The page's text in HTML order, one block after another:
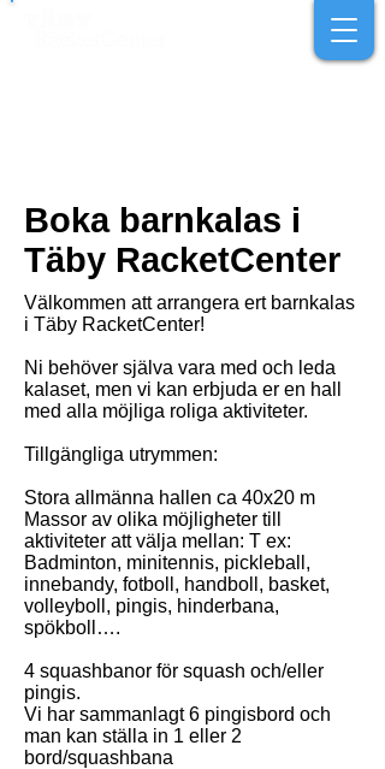
Boka barnkalas i
Täby RacketCenter
Välkommen att arrangera ert barnkalas
i Täby RacketCenter!
Ni behöver själva vara med och leda
kalaset, men vi kan erbjuda er en hall
med alla möjliga roliga aktiviteter.
Tillgängliga utrymmen:
Stora allmänna hallen ca 40x20 m
Massor av olika möjligheter till
aktiviteter att välja mellan: T ex:
Badminton, minitennis, pickleball,
innebandy, fotboll, handboll, basket,
volleyboll, pingis, hinderbana,
spökboll….
4 squashbanor för squash och/eller
pingis.
Vi har sammanlagt 6 pingisbord och
man kan ställa in 1 eller 2
bord/squashbana